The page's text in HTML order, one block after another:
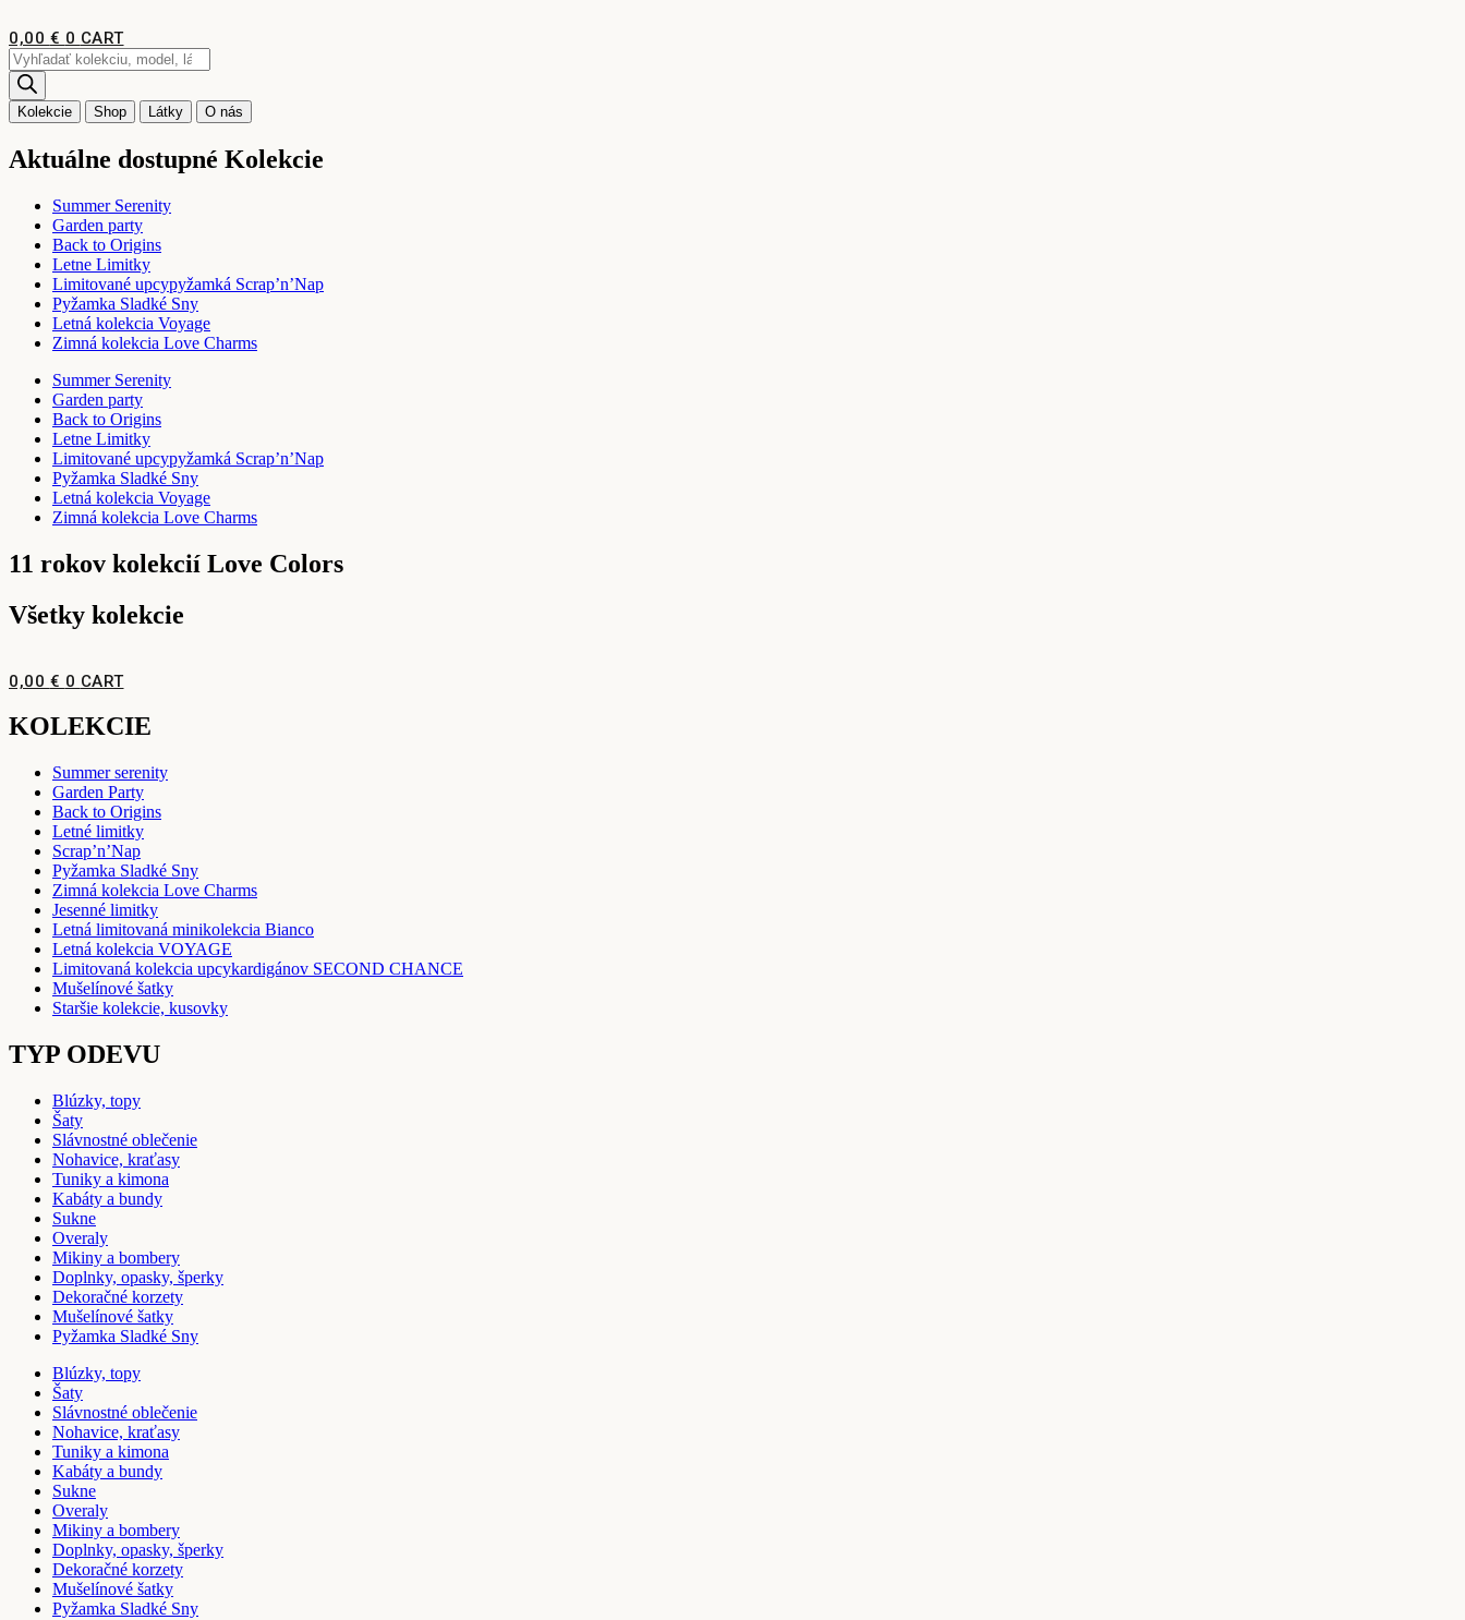
na
obsah
0,00 € 0 CART
Products
search
Kolekcie Shop Látky O nás
Aktuálne dostupné Kolekcie
Summer Serenity
Garden party
Back to Origins
Letne Limitky
Limitované upcypyžamká Scrap’n’Nap
Pyžamka Sladké Sny
Letná kolekcia Voyage
Zimná kolekcia Love Charms
Summer Serenity
Garden party
Back to Origins
Letne Limitky
Limitované upcypyžamká Scrap’n’Nap
Pyžamka Sladké Sny
Letná kolekcia Voyage
Zimná kolekcia Love Charms
11 rokov kolekcií Love Colors
Všetky kolekcie
0,00 € 0 CART
KOLEKCIE
Summer serenity
Garden Party
Back to Origins
Letné limitky
Scrap’n’Nap
Pyžamka Sladké Sny
Zimná kolekcia Love Charms
Jesenné limitky
Letná limitovaná minikolekcia Bianco
Letná kolekcia VOYAGE
Limitovaná kolekcia upcykardigánov SECOND CHANCE
Mušelínové šatky
Staršie kolekcie, kusovky
TYP ODEVU
Blúzky, topy
Šaty
Slávnostné oblečenie
Nohavice, kraťasy
Tuniky a kimona
Kabáty a bundy
Sukne
Overaly
Mikiny a bombery
Doplnky, opasky, šperky
Dekoračné korzety
Mušelínové šatky
Pyžamka Sladké Sny
Blúzky, topy
Šaty
Slávnostné oblečenie
Nohavice, kraťasy
Tuniky a kimona
Kabáty a bundy
Sukne
Overaly
Mikiny a bombery
Doplnky, opasky, šperky
Dekoračné korzety
Mušelínové šatky
Pyžamka Sladké Sny